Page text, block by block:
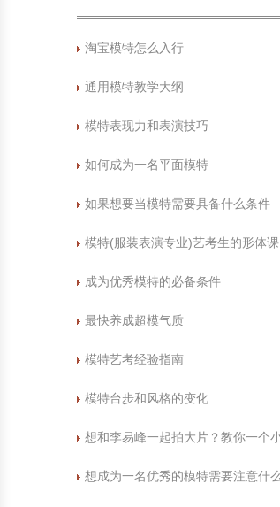
淘宝模特怎么入行
通用模特教学大纲
模特表现力和表演技巧
如何成为一名平面模特
如果想要当模特需要具备什么条件
模特(服装表演专业)艺考生的形体课
成为优秀模特的必备条件
最快养成超模气质
模特艺考经验指南
模特台步和风格的变化
想和李易峰一起拍大片？教你一个
想成为一名优秀的模特需要注意什么